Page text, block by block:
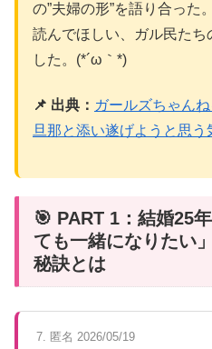
の”夫婦の形”を語り合った
読んでほしい、ガル民たち
した。(*´ω｀*)
📌 出典： ガールズちゃん
旦那と添い遂げようと思う
🎯 PART 1：結婚25
ても一緒になりた
秘訣とは
7. 匿名 2026/05/19